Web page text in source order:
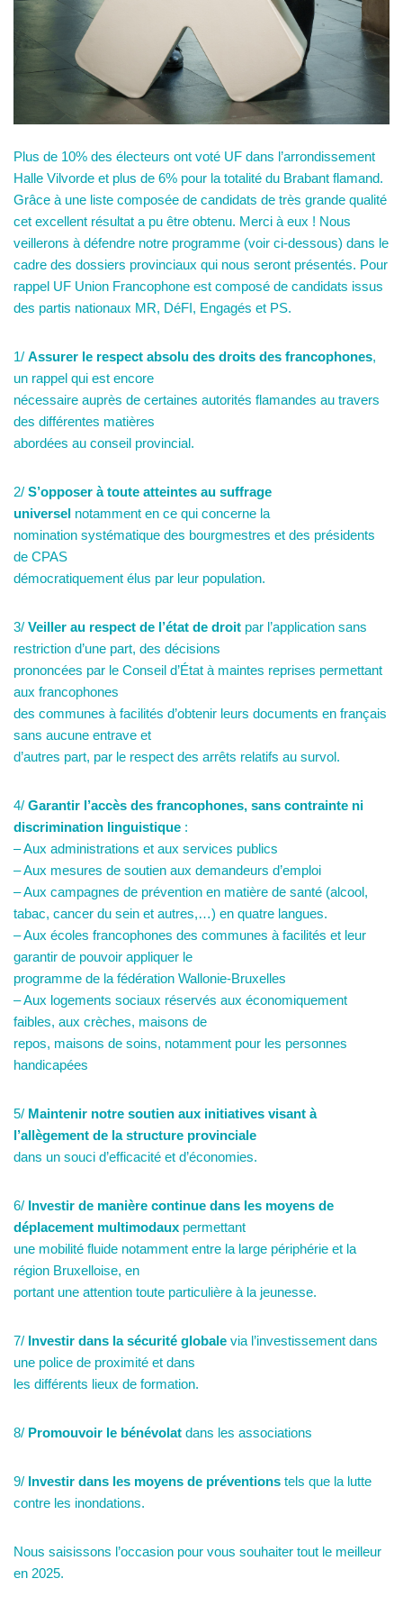
Plus de 10% des électeurs ont voté UF dans l’arrondissement
Halle Vilvorde et plus de 6% pour la totalité du Brabant flamand.
Grâce à une liste composée de candidats de très grande qualité
cet excellent résultat a pu être obtenu. Merci à eux ! Nous
veillerons à défendre notre programme (voir ci-dessous) dans le
cadre des dossiers provinciaux qui nous seront présentés. Pour
rappel UF Union Francophone est composé de candidats issus
des partis nationaux MR, DéFI, Engagés et PS.
1/ Assurer le respect absolu des droits des francophones,
un rappel qui est encore
nécessaire auprès de certaines autorités flamandes au travers
des différentes matières
abordées au conseil provincial.
2/ S’opposer à toute atteintes au suffrage
universel notamment en ce qui concerne la
nomination systématique des bourgmestres et des présidents
de CPAS
démocratiquement élus par leur population.
3/ Veiller au respect de l’état de droit par l’application sans
restriction d’une part, des décisions
prononcées par le Conseil d’État à maintes reprises permettant
aux francophones
des communes à facilités d’obtenir leurs documents en français
sans aucune entrave et
d’autres part, par le respect des arrêts relatifs au survol.
4/ Garantir l’accès des francophones, sans contrainte ni
discrimination linguistique :
– Aux administrations et aux services publics
– Aux mesures de soutien aux demandeurs d’emploi
– Aux campagnes de prévention en matière de santé (alcool,
tabac, cancer du sein et autres,…) en quatre langues.
– Aux écoles francophones des communes à facilités et leur
garantir de pouvoir appliquer le
programme de la fédération Wallonie-Bruxelles
– Aux logements sociaux réservés aux économiquement
faibles, aux crèches, maisons de
repos, maisons de soins, notamment pour les personnes
handicapées
5/ Maintenir notre soutien aux initiatives visant à
l’allègement de la structure provinciale
dans un souci d’efficacité et d’économies.
6/ Investir de manière continue dans les moyens de
déplacement multimodaux permettant
une mobilité fluide notamment entre la large périphérie et la
région Bruxelloise, en
portant une attention toute particulière à la jeunesse.
7/ Investir dans la sécurité globale via l’investissement dans
une police de proximité et dans
les différents lieux de formation.
8/ Promouvoir le bénévolat dans les associations
9/ Investir dans les moyens de préventions tels que la lutte
contre les inondations.
Nous saisissons l’occasion pour vous souhaiter tout le meilleur
en 2025.